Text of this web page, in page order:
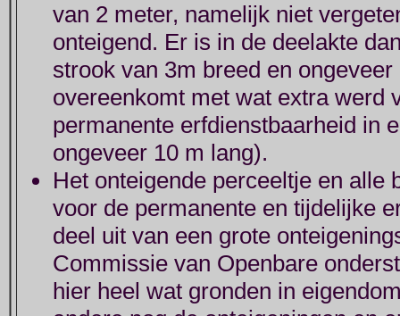
van 2 meter, namelijk niet
onteigend. Er is in de deelakte
strook van 3m breed en
overeenkomt met wat extra werd
permanente erfdienstbaarheid in
ongeveer 10 m lang).
Het onteigende perceeltje en alle
voor de permanente en tijdelijke
deel uit van een grote
Commissie van Openbare
hier heel wat gronden in